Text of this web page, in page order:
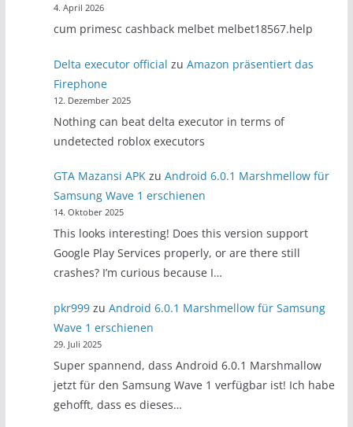
4. April 2026
cum primesc cashback melbet melbet18567.help
Delta executor official zuAmazon präsentiert das
Firephone
12. Dezember 2025
Nothing can beat delta executor in terms of
undetected roblox executors
GTA Mazansi APK zuAndroid 6.0.1 Marshmellow für
Samsung Wave 1 erschienen
14. Oktober 2025
This looks interesting! Does this version support
Google Play Services properly, or are there still
crashes? I’m curious because I…
pkr999 zuAndroid 6.0.1 Marshmellow für Samsung
Wave 1 erschienen
29. Juli 2025
Super spannend, dass Android 6.0.1 Marshmallow
jetzt für den Samsung Wave 1 verfügbar ist! Ich habe
gehofft, dass es dieses…